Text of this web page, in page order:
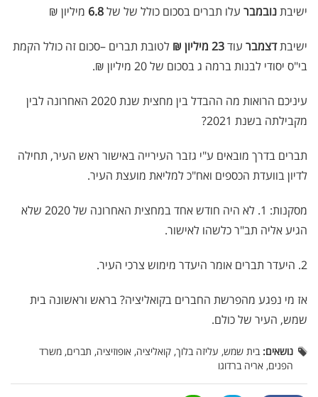
ישיבתנובמבר עלו תברים בסכום כולל של של6.8 מיליון ₪
ישיבתדצמבר עוד23 מיליון ₪
לטובת תברים –סכום זה כולל הקמת
בי"ס יסודי לבנות ברמה ג בסכום של 20 מיליון ₪.
עיניכם הרואות מה ההבדל בין מחצית שנת 2020 האחרונה לבין
מקבילתה בשנת 2021?
תברים בדרך מובאים ע"י גזבר העירייה באישור ראש העיר, תחילה
לדיון בוועדת הכספים ואח"כ למליאת מועצת העיר.
מסקנות: 1. לא היה חודש אחד במחצית האחרונה של 2020 שלא
הגיע אליה תב"ר כלשהו לאישור.
2. היעדר תברים אומר היעדר מימוש צרכי העיר.
אז מי נפגע מהפרשת החברים בקואליציה? בראש וראשונה בית
שמש, העיר של כולם.
נושאים: בית שמש, עליזה בלוך, קואליציה, אופוזיציה, תברים, משרד
הפנים, אריה ברדוגו